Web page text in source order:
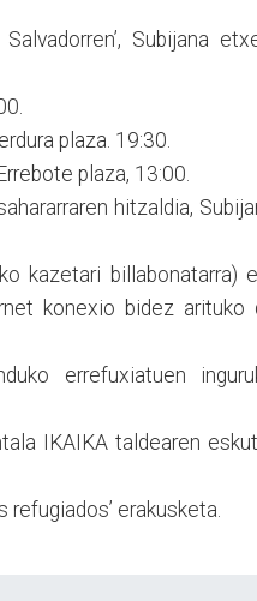
Subijana
plaza. 19:30.
plaza, 13:00.
hitzaldia,
kazetari billabonatarra)
konexio bidez arituko
errefuxiatuen
IKAIKA taldearen
refugiados’ erakusketa.